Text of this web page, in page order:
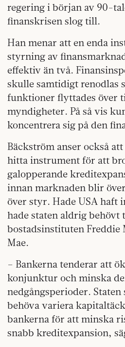
regering i början av 90-
finanskrisen slog till.
Han menar att en enda
styrning av
effektiv än två.
skulle samtidigt renodlas
funktioner flyttades över
myndigheter. På så vis
koncentrera sig på den
Bäckström anser också
hitta instrument för att
galopperande
innan marknaden blir
över styr. Hade USA haft
hade staten aldrig behövt
bostadsinstituten Freddie
Mae.
– Bankerna tenderar att
konjunktur och minska
nedgångsperioder.
behöva variera
bankerna för att minska
snabb kreditexpansion,